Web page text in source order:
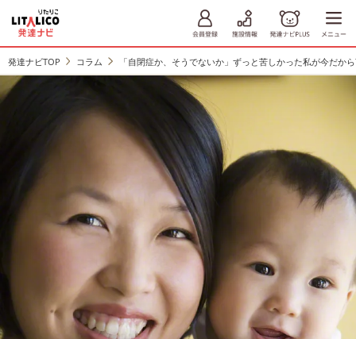
発達ナビTOP コラム 「自閉症か、そうでないか」ずっと苦しかった私が今だか